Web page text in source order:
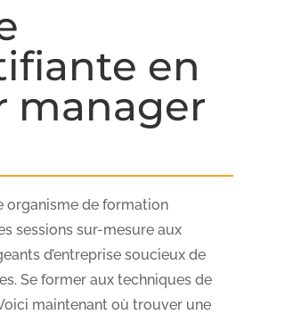
en
manager
organisme de formation
sessions sur-mesure aux
d’entreprise soucieux de
Se former aux techniques de
maintenant où trouver une